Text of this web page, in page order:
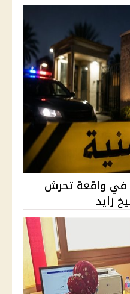
في واقعة تحرش
زايد